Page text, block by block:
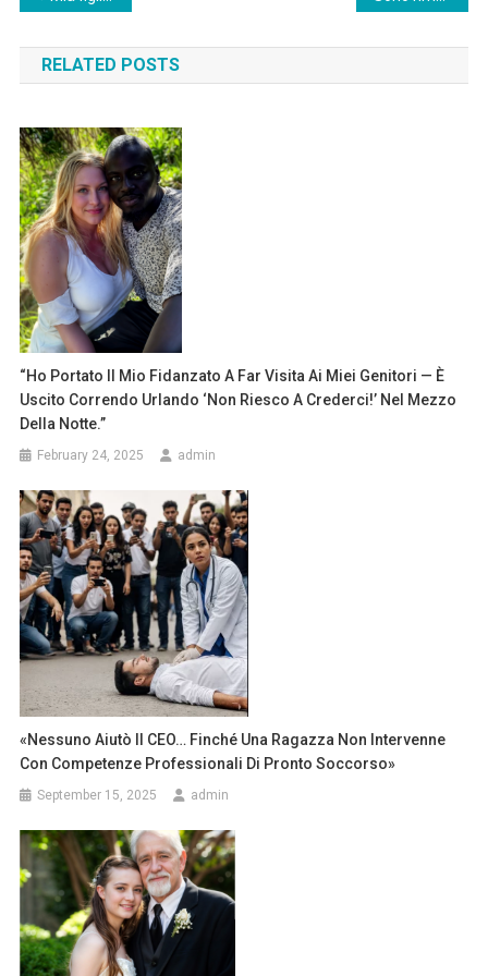
navigation
RELATED POSTS
“Ho Portato Il Mio Fidanzato A Far Visita Ai Miei Genitori — È
Uscito Correndo Urlando ‘Non Riesco A Crederci!’ Nel Mezzo
Della Notte.”
February 24, 2025 admin
«Nessuno Aiutò Il CEO… Finché Una Ragazza Non Intervenne
Con Competenze Professionali Di Pronto Soccorso»
September 15, 2025 admin